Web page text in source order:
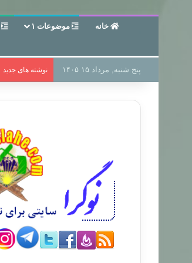
خانه موضوعات ۱
پنج شنبه, مرداد ۱۵ ۱۴۰۵ نوشته های جدید